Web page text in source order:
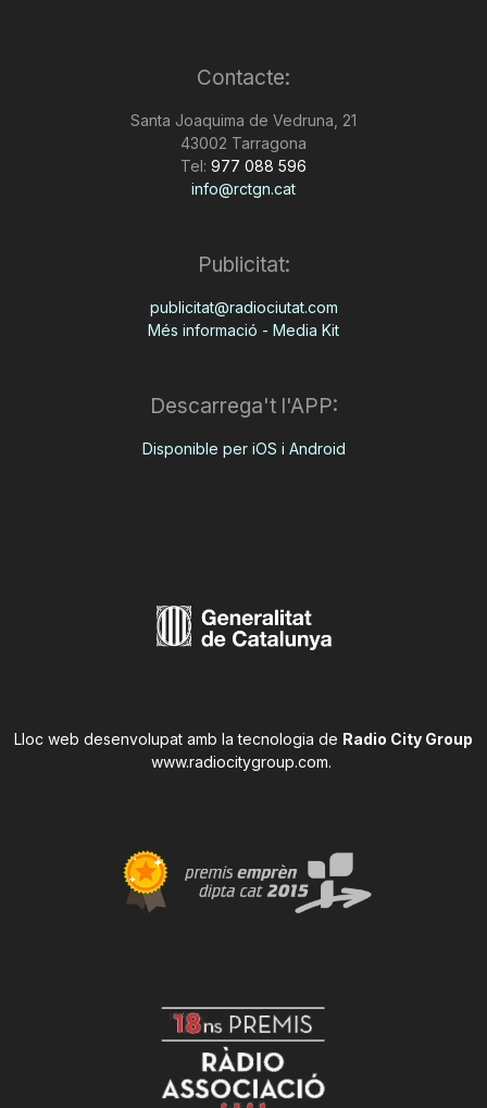
Contacte:
Santa Joaquima de Vedruna, 21
43002 Tarragona
Tel: 977 088 596
info@rctgn.cat
Publicitat:
publicitat@radiociutat.com
Més informació - Media Kit
Descarrega't l'APP:
Disponible per iOS i Android
Lloc web desenvolupat amb la tecnologia de Radio City Group
www.radiocitygroup.com.